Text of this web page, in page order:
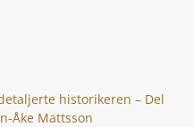
historikeren – Del
Åke Mattsson